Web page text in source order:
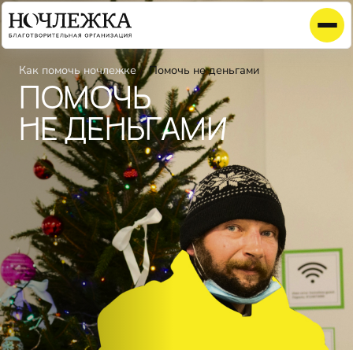
Как помочь ночлежке Помочь не деньгами
ПОМОЧЬ
НЕ ДЕНЬГАМИ